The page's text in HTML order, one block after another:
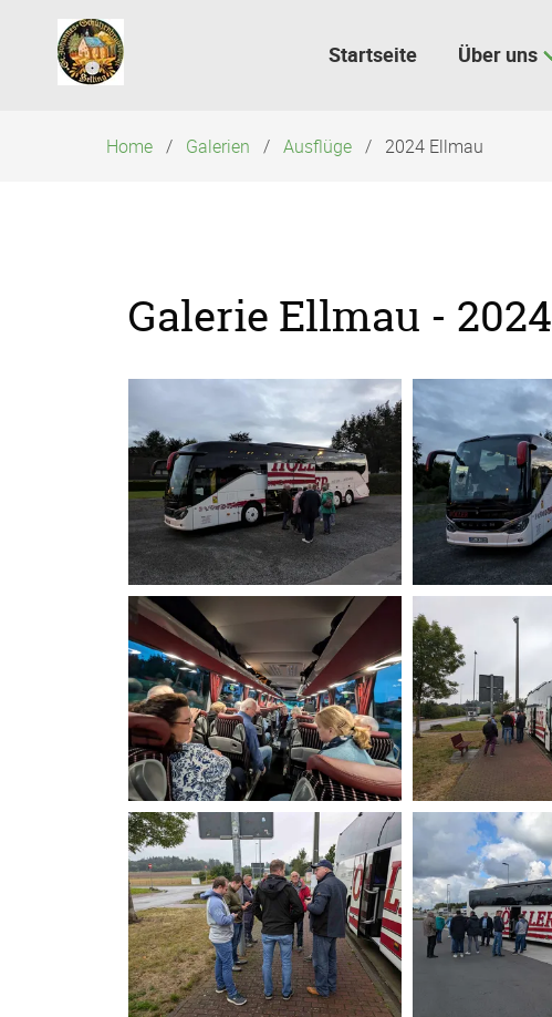
Navigation
überspringen
Startseite Über uns
Home Galerien Ausflüge 2024 Ellmau
Galerie Ellmau - 2024